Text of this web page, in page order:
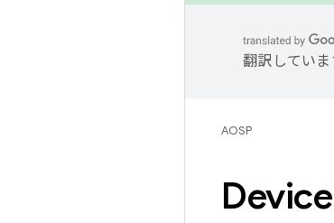
翻訳していま
AOSP
Device